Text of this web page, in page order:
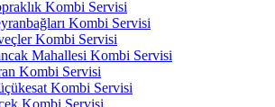
Kombi Servisi
Kombi Servisi
Kombi Servisi
Mahallesi Kombi Servisi
Kombi Servisi
Kombi Servisi